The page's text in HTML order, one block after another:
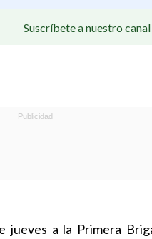
Suscríbete a nuestro
jueves a la Primera